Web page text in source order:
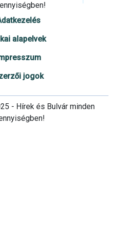
alapelvek
jogok
- Hírek és Bulvár minden